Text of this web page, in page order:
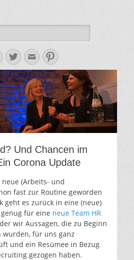
Blog
Facebook
Twitter
E-
Mail-
Adresse
Pinterest
Und Chancen im
Corona Update
(Arbeits- und
fast zur Routine geworden
geht es zurück in eine (neue)
für eine neue Team HR
wir Aussagen, die zu Beginn
für uns ganz
und ein Resümee in Bezug
gezogen haben.